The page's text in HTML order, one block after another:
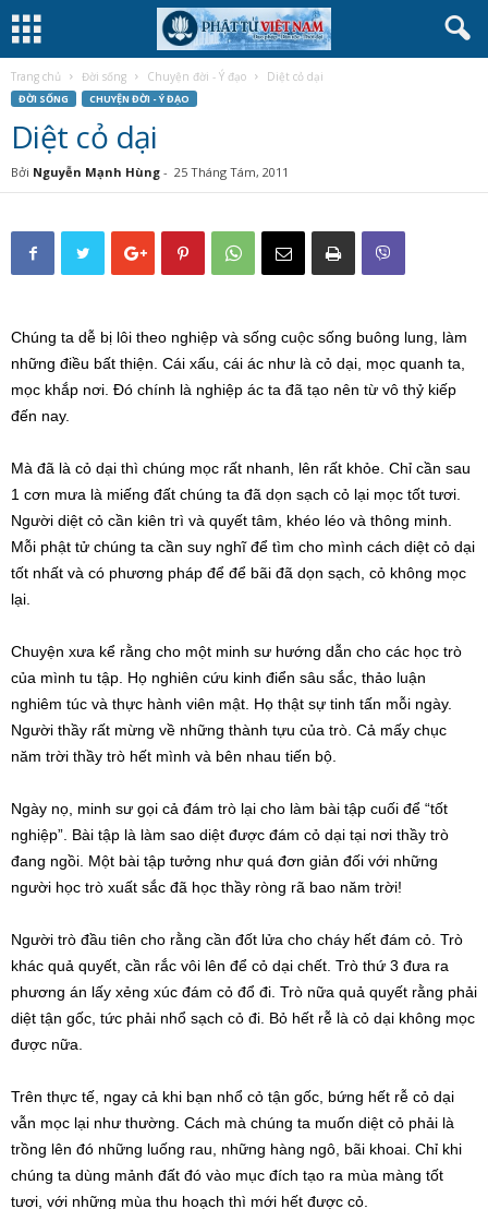
Trang chủ Đời sống Chuyện đời - Ý đạo Diệt cỏ dại
ĐỜI SỐNG CHUYỆN ĐỜI - Ý ĐẠO
Diệt cỏ dại
Bởi Nguyễn Mạnh Hùng - 25 Tháng Tám, 2011
Chúng ta dễ bị lôi theo nghiệp và sống cuộc sống buông lung, làm
những điều bất thiện. Cái xấu, cái ác như là cỏ dại, mọc quanh ta,
mọc khắp nơi. Đó chính là nghiệp ác ta đã tạo nên từ vô thỷ kiếp
đến nay.
Mà đã là cỏ dại thì chúng mọc rất nhanh, lên rất khỏe. Chỉ cần sau
1 cơn mưa là miếng đất chúng ta đã dọn sạch cỏ lại mọc tốt tươi.
Người diệt cỏ cần kiên trì và quyết tâm, khéo léo và thông minh.
Mỗi phật tử chúng ta cần suy nghĩ để tìm cho mình cách diệt cỏ dại
tốt nhất và có phương pháp để để bãi đã dọn sạch, cỏ không mọc
lại.
Chuyện xưa kể rằng cho một minh sư hướng dẫn cho các học trò
của mình tu tập. Họ nghiên cứu kinh điển sâu sắc, thảo luận
nghiêm túc và thực hành viên mật. Họ thật sự tinh tấn mỗi ngày.
Người thầy rất mừng về những thành tựu của trò. Cả mấy chục
năm trời thầy trò hết mình và bên nhau tiến bộ.
Ngày nọ, minh sư gọi cả đám trò lại cho làm bài tập cuối để “tốt
nghiệp”. Bài tập là làm sao diệt được đám cỏ dại tại nơi thầy trò
đang ngồi. Một bài tập tưởng như quá đơn giản đối với những
người học trò xuất sắc đã học thầy ròng rã bao năm trời!
Người trò đầu tiên cho rằng cần đốt lửa cho cháy hết đám cỏ. Trò
khác quả quyết, cần rắc vôi lên để cỏ dại chết. Trò thứ 3 đưa ra
phương án lấy xẻng xúc đám cỏ đổ đi. Trò nữa quả quyết rằng phải
diệt tận gốc, tức phải nhổ sạch cỏ đi. Bỏ hết rễ là cỏ dại không mọc
được nữa.
Trên thực tế, ngay cả khi bạn nhổ cỏ tận gốc, bứng hết rễ cỏ dại
vẫn mọc lại như thường. Cách mà chúng ta muốn diệt cỏ phải là
trồng lên đó những luống rau, những hàng ngô, bãi khoai. Chỉ khi
chúng ta dùng mảnh đất đó vào mục đích tạo ra mùa màng tốt
tươi, với những mùa thu hoạch thì mới hết được cỏ.